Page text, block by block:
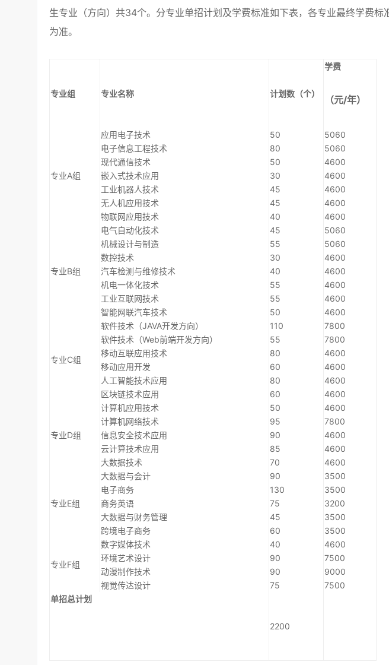
生专业（方向）共34个。分专业单招计划及学费标准如下表，各专业最终学费
为准。
专业组 专业名称 计划数（个）
学费
（元/年）
专业A组
应用电子技术 50
5060
电子信息工程技术
80
5060
现代通信技术
50
4600
嵌入式技术应用
30
4600
工业机器人技术
45
4600
无人机应用技术
45
4600
物联网应用技术
40 4600
专业B组
电气自动化技术 45
5060
机械设计与制造
55
5060
数控技术
30
4600
汽车检测与维修技术
40
4600
机电一体化技术
55
4600
工业互联网技术
55
4600
智能网联汽车技术
50 4600
专业C组
软件技术（JAVA开发方向） 110
7800
软件技术（Web前端开发方向）
55
7800
移动互联应用技术
80
4600
移动应用开发
60
4600
人工智能技术应用
80
4600
区块链技术应用
60 4600
专业D组
计算机应用技术 50
4600
计算机网络技术
95
7800
信息安全技术应用
90
4600
云计算技术应用
85
4600
大数据技术
70 4600
专业E组
大数据与会计 90
3500
电子商务
130
3500
商务英语
75
3200
大数据与财务管理
45
3500
跨境电子商务
60 3500
专业F组
数字媒体技术 40
4600
环境艺术设计
90
7500
动漫制作技术
90
9000
视觉传达设计
75
7500
单招总计划
2200